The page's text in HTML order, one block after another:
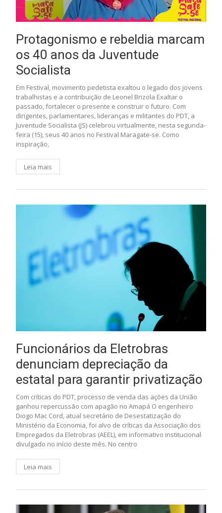
Protagonismo e rebeldia marcam
os 40 anos da Juventude
Socialista
Em Festival, movimento pedetista exaltou o legado dos jovens
trabalhistas e a contribuição de Leonel Brizola Exaltar o
passado, fortalecer o presente e construir o futuro. Com
dirigentes, parlamentares, lideranças e militantes do PDT, a
Juventude Socialista (JS) celebrou virtualmente, nesta segunda-
feira (15), seus 40 anos no Festival Maragate-se. Como
inspiração,
Leia mais
Funcionários da Eletrobras
denunciam depreciação da
estatal para garantir privatização
Com críticas do PDT, processo de venda das ações da União
ganhou repercussão com apagão no Amapá O engenheiro
Diogo Mac Cord, atual secretário de Desestatização do
Ministério da Economia, foi alvo de críticas da Associação dos
Empregados da Eletrobras (AEEL), em informativo institucional
divulgado no início deste mês. No centro
Leia mais